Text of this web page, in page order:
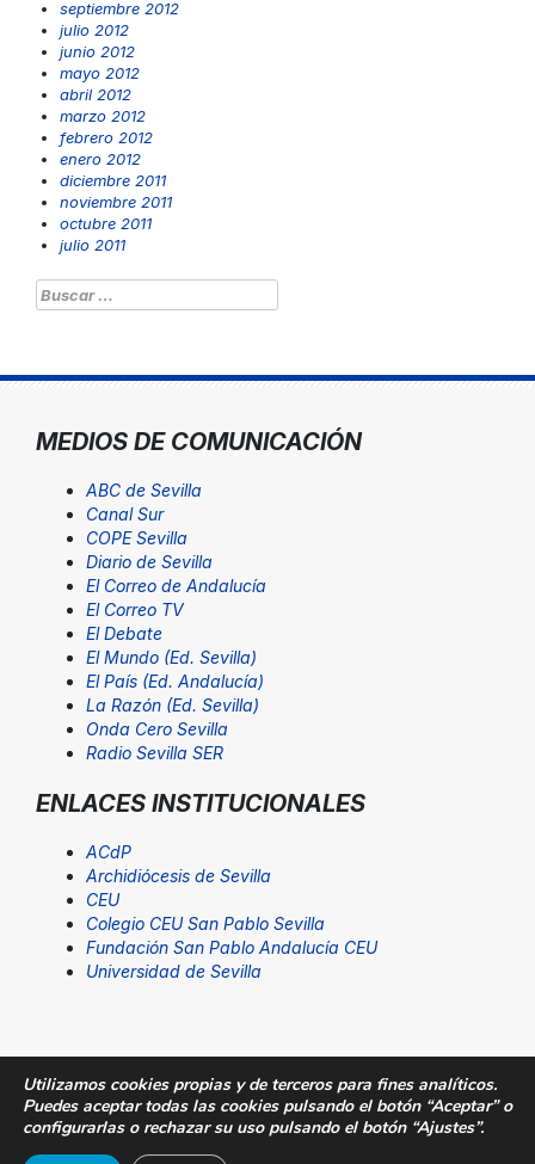
septiembre 2012
julio 2012
junio 2012
mayo 2012
abril 2012
marzo 2012
febrero 2012
enero 2012
diciembre 2011
noviembre 2011
octubre 2011
julio 2011
Buscar:
MEDIOS DE COMUNICACIÓN
ABC de Sevilla
Canal Sur
COPE Sevilla
Diario de Sevilla
El Correo de Andalucía
El Correo TV
El Debate
El Mundo (Ed. Sevilla)
El País (Ed. Andalucía)
La Razón (Ed. Sevilla)
Onda Cero Sevilla
Radio Sevilla SER
ENLACES INSTITUCIONALES
ACdP
Archidiócesis de Sevilla
CEU
Colegio CEU San Pablo Sevilla
Fundación San Pablo Andalucía CEU
Universidad de Sevilla
© Fundación San Pablo Andalucía CEU. Todos los
Utilizamos cookies propias y de terceros para fines analíticos.
Puedes aceptar todas las cookies pulsando el botón “Aceptar” o
configurarlas o rechazar su uso pulsando el botón “Ajustes”.